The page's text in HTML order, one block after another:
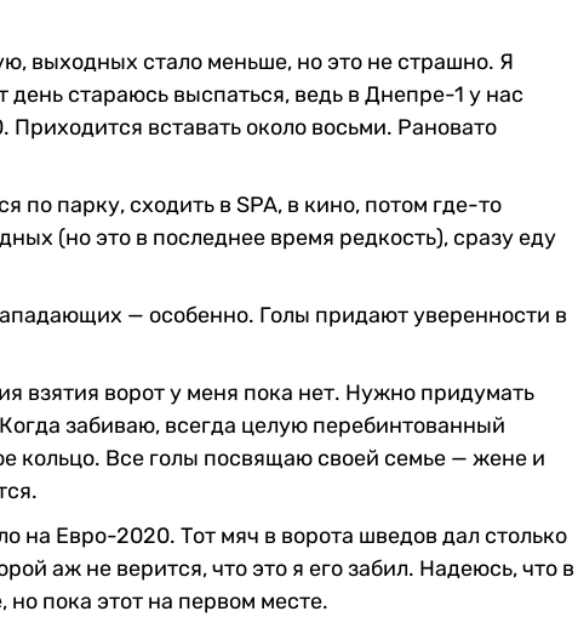
выходных стало меньше, но это не страшно. Я
стараюсь выспаться, ведь в Днепре-1 у нас
Приходится вставать около восьми. Рановато
по парку, сходить в SPA, в кино, потом где-то
(но это в последнее время редкость), сразу еду
— особенно. Голы придают уверенности в
взятия ворот у меня пока нет. Нужно придумать
забиваю, всегда целую перебинтованный
кольцо. Все голы посвящаю своей семье — жене и
на Евро-2020. Тот мяч в ворота шведов дал столько
аж не верится, что это я его забил. Надеюсь, что в
пока этот на первом месте.